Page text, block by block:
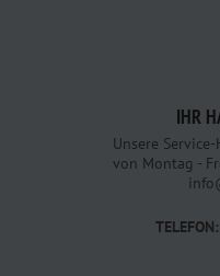
IHR
Unsere
von Montag -